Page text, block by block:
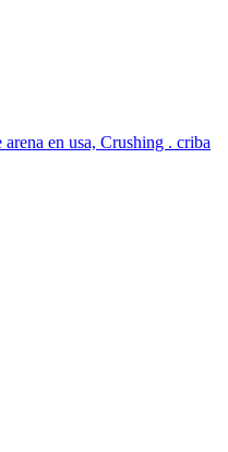
en usa, Crushing . criba